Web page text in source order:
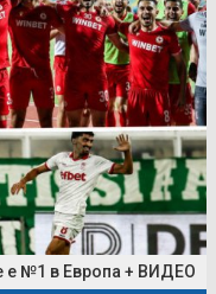
е №1 в Европа + ВИДЕО